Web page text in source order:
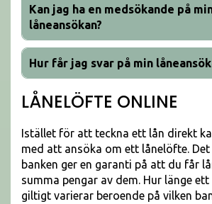
Kan jag ha en medsökande på
låneansökan?
Hur får jag svar på min
LÅNELÖFTE ONLINE
Istället för att teckna ett lån direkt
med att ansöka om ett lånelöfte.
banken ger en garanti på att du får
summa pengar av dem. Hur länge
giltigt varierar beroende på vilken